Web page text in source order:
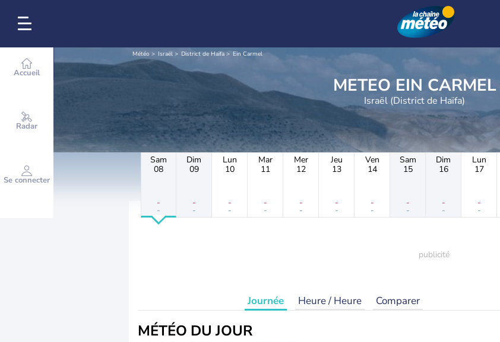
Accueil
Radar
Se connecter
Météo Israël District de Haïfa Ein Carmel
METEO EIN CARMEL
Israël (District de Haïfa)
Sam
08
-
-
Dim
09
-
-
Lun
10
-
-
Mar
11
-
-
Mer
12
-
-
Jeu
13
-
-
Ven
14
-
-
Sam
15
-
-
Dim
16
-
-
Lun
17
-
-
Journée Heure / Heure Comparer
MÉTÉO DU JOUR